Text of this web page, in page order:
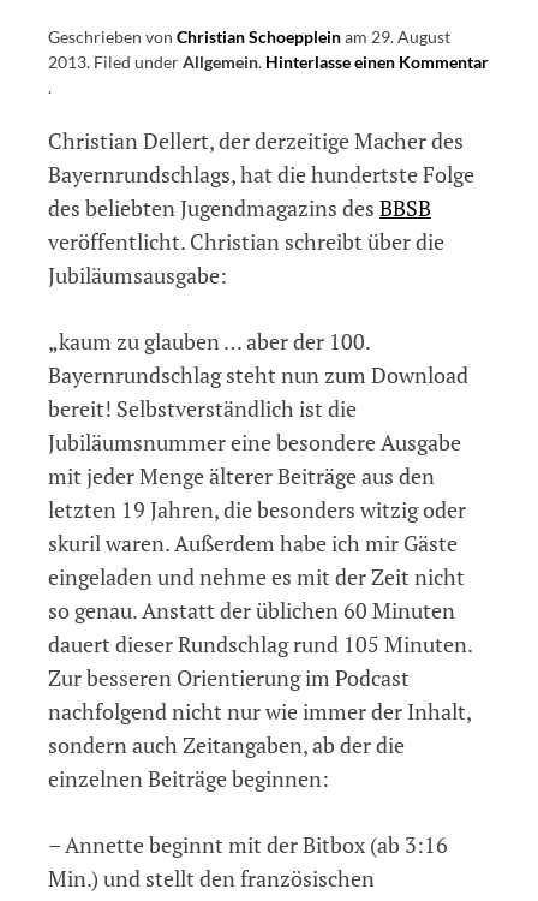
Geschrieben von Christian Schoeppleinam 29. August
2013. Filed underAllgemein. Hinterlasse einen Kommentar
on
mal
Bayernrundschlag
–
die
Jubiläumsausgabe
ist
online
.
Christian Dellert, der derzeitige Macher des
Bayernrundschlags, hat die hundertste Folge
des beliebten Jugendmagazins des BBSB
veröffentlicht. Christian schreibt über die
Jubiläumsausgabe:
„kaum zu glauben … aber der 100.
Bayernrundschlag steht nun zum Download
bereit! Selbstverständlich ist die
Jubiläumsnummer eine besondere Ausgabe
mit jeder Menge älterer Beiträge aus den
letzten 19 Jahren, die besonders witzig oder
skuril waren. Außerdem habe ich mir Gäste
eingeladen und nehme es mit der Zeit nicht
so genau. Anstatt der üblichen 60 Minuten
dauert dieser Rundschlag rund 105 Minuten.
Zur besseren Orientierung im Podcast
nachfolgend nicht nur wie immer der Inhalt,
sondern auch Zeitangaben, ab der die
einzelnen Beiträge beginnen:
– Annette beginnt mit der Bitbox (ab 3:16
Min.) und stellt den französischen